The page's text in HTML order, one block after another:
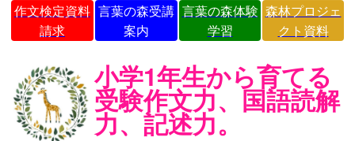
作文検定資料
請求
言葉の森受講
案内
言葉の森体験
学習
森林プロジェ
クト資料
小学1年生から育てる
受験作文力、国語読解
力、記述力。